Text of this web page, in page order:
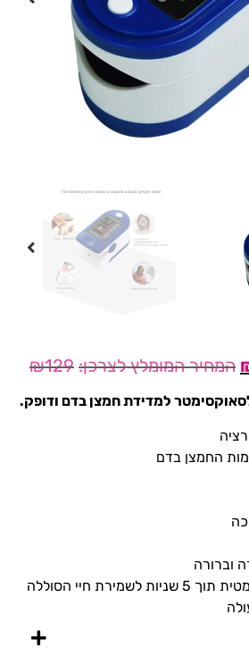
₪129
למדידת חמצן בדם ודופק.
החמצן בדם
חיי הסוללה